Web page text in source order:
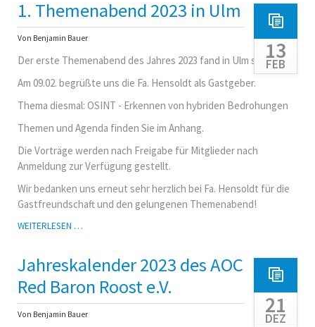
1. Themenabend 2023 in Ulm
13
FEB
Von Benjamin Bauer
Der erste Themenabend des Jahres 2023 fand in Ulm statt.
Am 09.02. begrüßte uns die Fa. Hensoldt als Gastgeber.
Thema diesmal: OSINT - Erkennen von hybriden Bedrohungen
Themen und Agenda finden Sie im Anhang.
Die Vorträge werden nach Freigabe für Mitglieder nach
Anmeldung zur Verfügung gestellt.
Wir bedanken uns erneut sehr herzlich bei Fa. Hensoldt für die
Gastfreundschaft und den gelungenen Themenabend!
WEITERLESEN …1.
IN
Jahreskalender 2023 des AOC
Red Baron Roost e.V.
21
DEZ
Von Benjamin Bauer